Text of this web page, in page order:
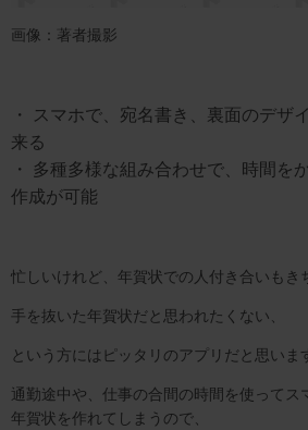
画像：著者撮影
・ スマホで、宛名書き、裏面のデザ
来る
・ 多種多様な組み合わせで、時間を
作成が可能
忙しいけれど、年賀状での人付き合いもき
手を抜いた年賀状だと思われたくない、
という方にはピッタリのアプリだと思いま
通勤途中や、仕事の合間の時間を使ってス
年賀状を作れてしまうので、